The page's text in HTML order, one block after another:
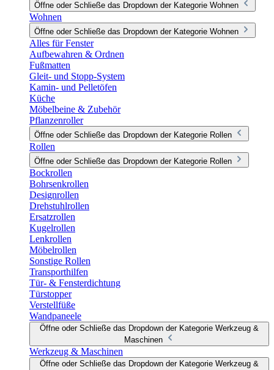
Öffne oder Schließe das Dropdown der Kategorie Wohnen
Wohnen
Öffne oder Schließe das Dropdown der Kategorie Wohnen
Alles für Fenster
Aufbewahren & Ordnen
Fußmatten
Gleit- und Stopp-System
Kamin- und Pelletöfen
Küche
Möbelbeine & Zubehör
Pflanzenroller
Öffne oder Schließe das Dropdown der Kategorie Rollen
Rollen
Öffne oder Schließe das Dropdown der Kategorie Rollen
Bockrollen
Bohrsenkrollen
Designrollen
Drehstuhlrollen
Ersatzrollen
Kugelrollen
Lenkrollen
Möbelrollen
Sonstige Rollen
Transporthilfen
Tür- & Fensterdichtung
Türstopper
Verstellfüße
Wandpaneele
Öffne oder Schließe das Dropdown der Kategorie Werkzeug &
Maschinen
Werkzeug & Maschinen
Öffne oder Schließe das Dropdown der Kategorie Werkzeug &